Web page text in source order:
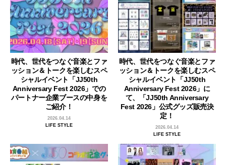
時代、世代をつなぐ音楽とファ
ッション＆トークを楽しむスペ
シャルイベント「JJ50th
Anniversary Fest 2026」での
パートナー企業ブースの中身を
ご紹介！
2026.04.14
LIFE STYLE
時代、世代をつなぐ音楽とファ
ッション＆トークを楽しむスペ
シャルイベント「JJ50th
Anniversary Fest 2026」に
て、「JJ50th Anniversary
Fest 2026」公式グッズ販売決
定！
2026.04.14
LIFE STYLE